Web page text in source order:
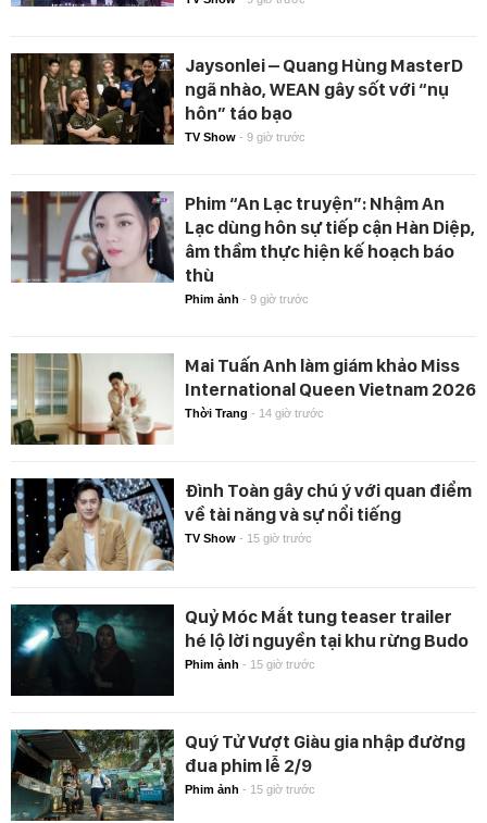
Jaysonlei – Quang Hùng MasterD
ngã nhào, WEAN gây sốt với “nụ
hôn” táo bạo
TV Show - 9 giờ trước
Phim “An Lạc truyện”: Nhậm An
Lạc dùng hôn sự tiếp cận Hàn Diệp,
âm thầm thực hiện kế hoạch báo
thù
Phim ảnh - 9 giờ trước
Mai Tuấn Anh làm giám khảo Miss
International Queen Vietnam 2026
Thời Trang - 14 giờ trước
Đình Toàn gây chú ý với quan điểm
về tài năng và sự nổi tiếng
TV Show - 15 giờ trước
Quỷ Móc Mắt tung teaser trailer
hé lộ lời nguyền tại khu rừng Budo
Phim ảnh - 15 giờ trước
Quý Tử Vượt Giàu gia nhập đường
đua phim lễ 2/9
Phim ảnh - 15 giờ trước